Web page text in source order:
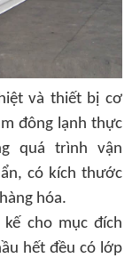
và thiết bị cơ
đông lạnh thực
quá trình vận
có kích thước
hóa.
cho mục đích
hết đều có lớp